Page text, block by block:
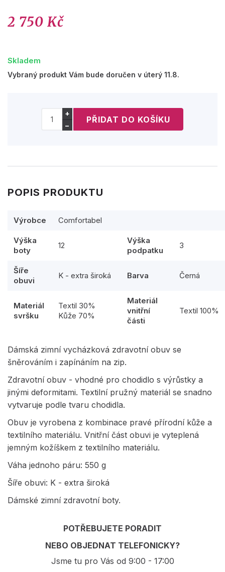
2 750 Kč
Skladem
Vybraný produkt Vám bude doručen v úterý 11.8.
+
−
POPIS PRODUKTU
Výrobce Comfortabel
Výška
boty
12
Výška
podpatku
3
Šíře
obuvi
K - extra široká Barva Černá
Materiál
svršku
Textil 30%
Kůže 70%
Materiál
vnitřní
části
Textil 100%
Dámská zimní vycházková zdravotní obuv se
šněrováním i zapínáním na zip.
Zdravotní obuv - vhodné pro chodidlo s výrůstky a
jinými deformitami. Textilní pružný materiál se snadno
vytvaruje podle tvaru chodidla.
Obuv je vyrobena z kombinace pravé přírodní kůže a
textilního materiálu. Vnitřní část obuvi je vyteplená
jemným kožíškem z textilního materiálu.
Váha jednoho páru: 550 g
Šíře obuvi: K - extra široká
Dámské zimní zdravotní boty.
POTŘEBUJETE PORADIT
NEBO OBJEDNAT TELEFONICKY?
Jsme tu pro Vás od 9:00 - 17:00